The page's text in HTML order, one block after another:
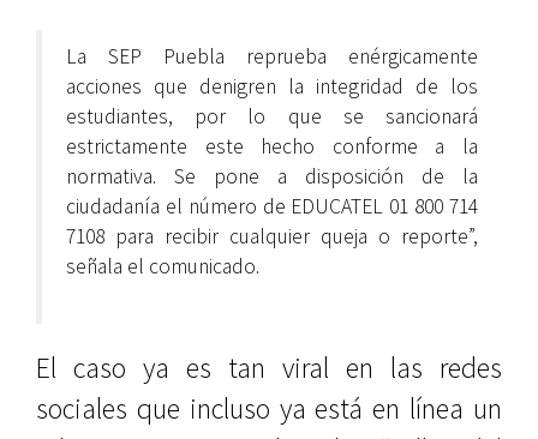
La SEP Puebla reprueba enérgicamente
acciones que denigren la integridad de los
estudiantes, por lo que se sancionará
estrictamente este hecho conforme a la
normativa. Se pone a disposición de la
ciudadanía el número de EDUCATEL 01 800 714
7108 para recibir cualquier queja o reporte”,
señala el comunicado.
El caso ya es tan viral en las redes
sociales que incluso ya está en línea un